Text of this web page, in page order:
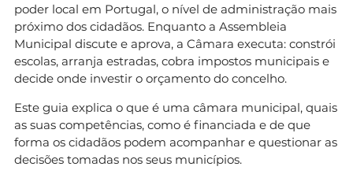
poder local em Portugal, o nível de administração mais
próximo dos cidadãos. Enquanto a Assembleia
Municipal discute e aprova, a Câmara executa: constrói
escolas, arranja estradas, cobra impostos municipais e
decide onde investir o orçamento do concelho.
Este guia explica o que é uma câmara municipal, quais
as suas competências, como é financiada e de que
forma os cidadãos podem acompanhar e questionar as
decisões tomadas nos seus municípios.